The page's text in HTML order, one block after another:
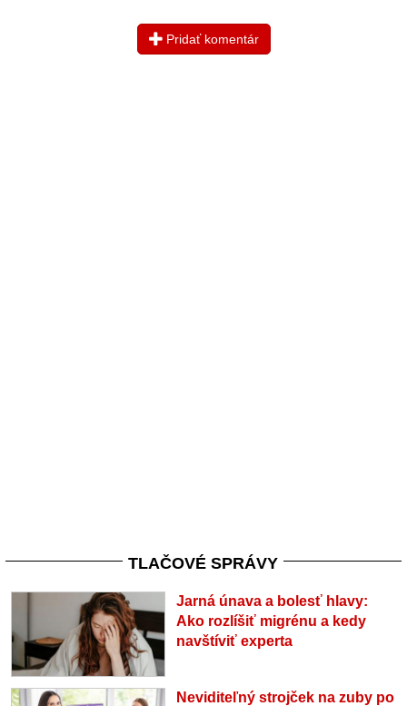
Pridať komentár
TLAČOVÉ SPRÁVY
Jarná únava a bolesť hlavy:
Ako rozlíšiť migrénu a kedy
navštíviť experta
Neviditeľný strojček na zuby po